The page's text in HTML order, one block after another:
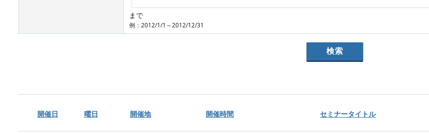
まで
例：2012/1/1～2012/12/31
開催日 曜日 開催地 開催時間 セミナータイトル